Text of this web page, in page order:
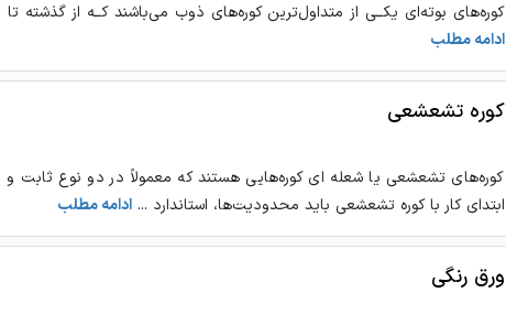
کوره‌های بوته‌ای يكــى از متداول‌ترین کوره‌های ذوب می‌باشند كــه از گذشته تا
ادامه مطلب
کوره تشعشعی
کوره‌های تشعشعي یا شعله ای کوره‌هایی هستند که معمولاً در دو نوع ثابت و
ابتدای کار با کوره تشعشعی باید محدودیت‌ها، استاندارد ... ادامه مطلب
ورق رنگی